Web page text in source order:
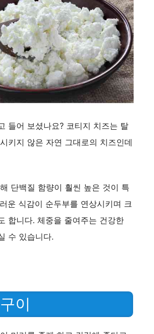
들어 보셨나요? 코티지 치즈는 탈
키지 않은 자연 그대로의 치즈인데
단백질 함량이 훨씬 높은 것이 특
운 식감이 순두부를 연상시키며 크
합니다. 체중을 줄여주는 건강한
수 있습니다.
이